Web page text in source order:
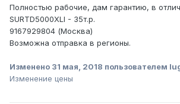
Полностью рабочие, дам гарантию, в
SURTD5000XLI - 35т.р.
9167929804 (Москва)
Возможна отправка в регионы.
Изменено 31 мая, 2018 пользователем
Изменение цены